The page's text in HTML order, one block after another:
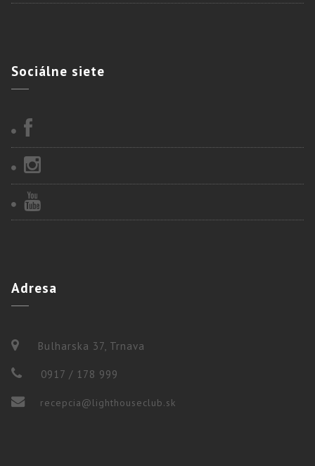
Sociálne siete
Adresa
Bulharska 37, Trnava
0917 / 178 999
recepcia@lighthouseclub.sk